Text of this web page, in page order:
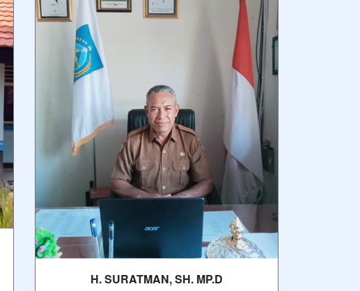
H. SURATMAN, SH. MP.D